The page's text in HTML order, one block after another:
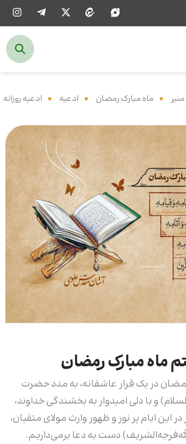
ماه مبارک رمضان ادعیه ادعیه روزانه
ماه مبارک رمضان
در یک قرار عاشقانه، به مدد حضرت
و با دلی امیدوار به بخشندگی خداوند،
در این ایام پر نور و ظهور وارث مولای متقیان،
دست به دعا برمی‌داریم.